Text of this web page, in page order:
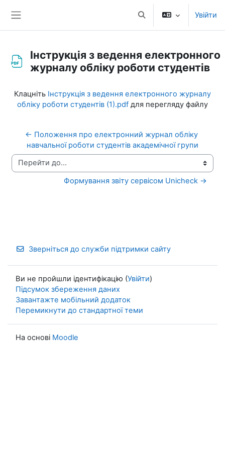
Переключити Увійти
Інструкція з ведення електронного
журналу обліку роботи студентів
Клацніть Інструкція з ведення електронного журналу
обліку роботи студентів (1).pdf для перегляду файлу
← Положення про електронний журнал обліку
навчальної роботи студентів академічної групи
Перейти до...
Формування звіту сервісом Unicheck →
Зверніться до служби підтримки сайту
Ви не пройшли ідентифікацію (Увійти)
Підсумок збереження даних
Завантажте мобільний додаток
Перемикнути до стандартної теми
На основі Moodle